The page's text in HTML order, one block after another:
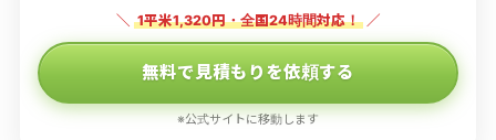
＼ 1平米1,320円・全国24時間対応！ ／
無料で見積もりを依頼する
※公式サイトに移動します